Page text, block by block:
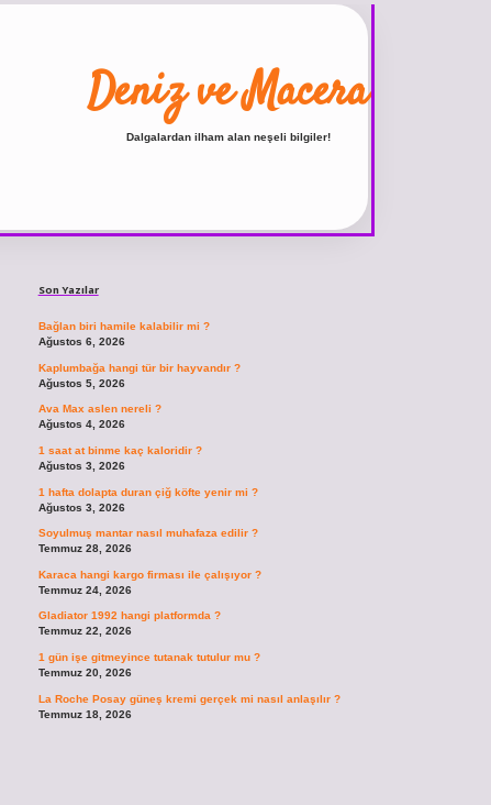
Deniz ve Macera
Dalgalardan ilham alan neşeli bilgiler!
Son Yazılar
Bağlan biri hamile kalabilir mi ?
Ağustos 6, 2026
Kaplumbağa hangi tür bir hayvandır ?
Ağustos 5, 2026
Ava Max aslen nereli ?
Ağustos 4, 2026
1 saat at binme kaç kaloridir ?
Ağustos 3, 2026
1 hafta dolapta duran çiğ köfte yenir mi ?
Ağustos 3, 2026
Soyulmuş mantar nasıl muhafaza edilir ?
Temmuz 28, 2026
Karaca hangi kargo firması ile çalışıyor ?
Temmuz 24, 2026
Gladiator 1992 hangi platformda ?
Temmuz 22, 2026
1 gün işe gitmeyince tutanak tutulur mu ?
Temmuz 20, 2026
La Roche Posay güneş kremi gerçek mi nasıl anlaşılır ?
Temmuz 18, 2026
ilbetvdcasino giriş sitesivdcasino güncel girişhttps://www.betexper.xyz/